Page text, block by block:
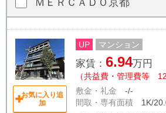
ＭＥＲＣＡＤＯ京都
お気に入り追
加
UP マンション
家賃： 6.94万円
（共益費・管理費等
敷金・礼金 -/-
間取・専有面積 1K/